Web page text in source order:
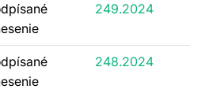
249.2024
248.2024